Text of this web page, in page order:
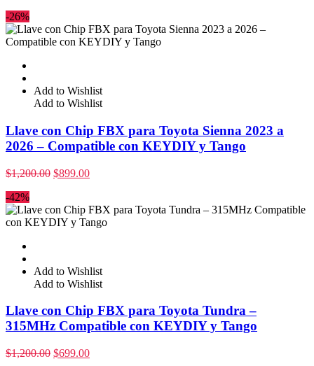
-26%
Add to Wishlist
Add to Wishlist
Llave con Chip FBX para Toyota Sienna 2023 a
2026 – Compatible con KEYDIY y Tango
$1,200.00 $899.00
-42%
Add to Wishlist
Add to Wishlist
Llave con Chip FBX para Toyota Tundra –
315MHz Compatible con KEYDIY y Tango
$1,200.00 $699.00